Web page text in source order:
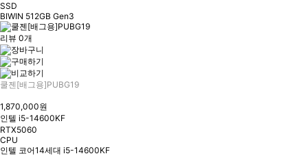
SSD
BIWIN 512GB Gen3
리뷰 0개
쿨젠[배그용]PUBG19
1,870,000원
인텔 i5-14600KF
RTX5060
CPU
인텔 코어14세대 i5-14600KF